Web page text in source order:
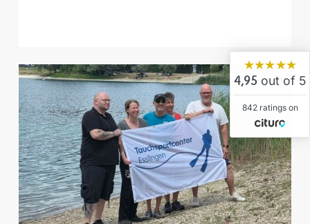
★★★★★
4,95 out of 5
842 ratings on